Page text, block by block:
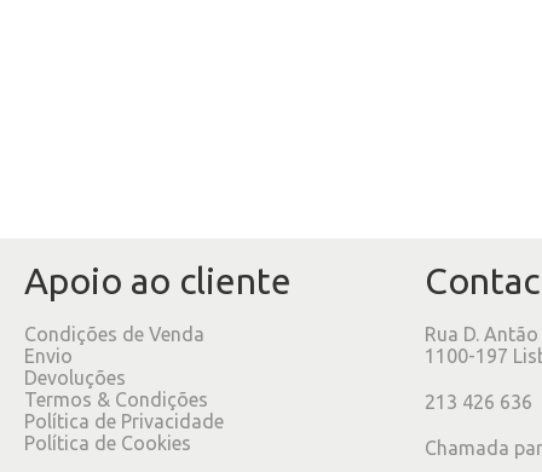
Apoio ao cliente
Condições de Venda
Envio
Devoluções
Termos & Condições
Política de Privacidade
Política de Cookies
Rua D.
1100-197
213 426 636
Chamada